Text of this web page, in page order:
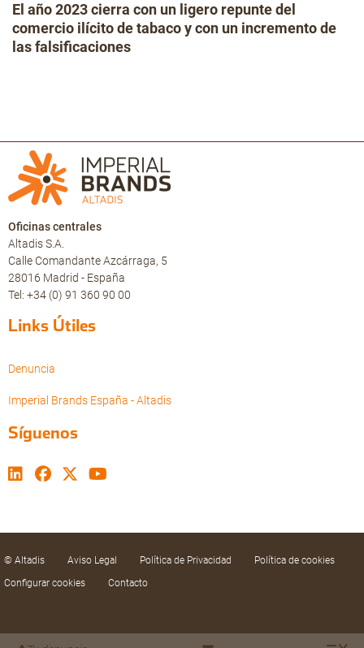
El año 2023 cierra con un ligero repunte del
comercio ilícito de tabaco y con un incremento de
las falsificaciones
Oficinas centrales
Altadis S.A.
Calle Comandante Azcárraga, 5
28016 Madrid - España
Tel: +34 (0) 91 360 90 00
Links Útiles
Denuncia
Imperial Brands España - Altadis
Síguenos
© Altadis Aviso Legal Política de Privacidad
Política de cookies
Configurar cookies
Contacto